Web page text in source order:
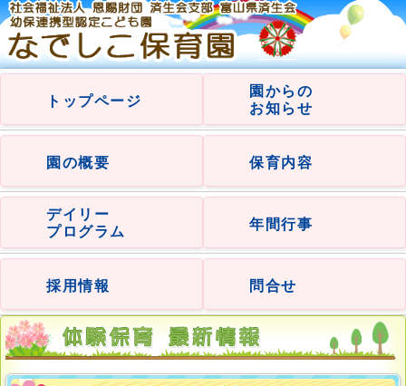
トップページ
園からの
お知らせ
園の概要 保育内容
デイリー
プログラム
年間行事
採用情報 問合せ